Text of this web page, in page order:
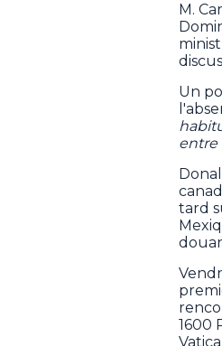
M.
Un
entre
tard
1600